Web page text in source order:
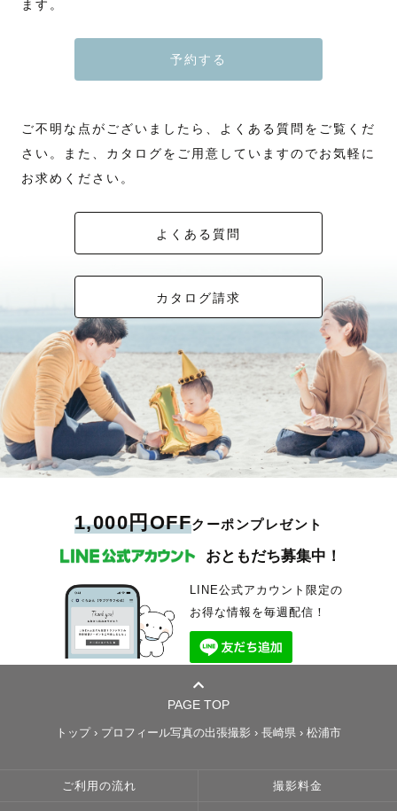
ます。
予約する
ご不明な点がございましたら、よくある質問をご覧くだ
さい。また、カタログをご用意していますのでお気軽に
お求めください。
よくある質問
カタログ請求
1,000円OFFクーポンプレゼント
おともだち募集中！
LINE公式アカウント限定の
お得な情報を毎週配信！
PAGE TOP
トップ › プロフィール写真の出張撮影 › 長崎県 › 松浦市
ご利用の流れ 撮影料金